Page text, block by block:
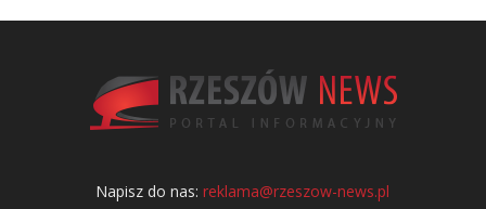
Napisz do nas:reklama@rzeszow-news.pl